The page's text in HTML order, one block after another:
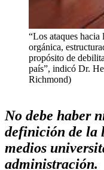
“Los ataques
orgánica,
propósito de
país”, indicó Dr.
Richmond)
No debe haber
definición de la
medios
administración.